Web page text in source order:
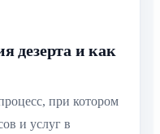
дезерта и как
при котором
и услуг в